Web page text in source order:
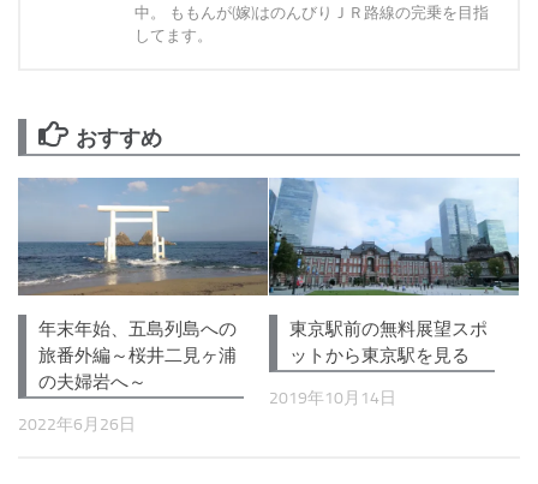
中。 ももんが(嫁)はのんびりＪＲ路線の完乗を目指
してます。
おすすめ
年末年始、五島列島への
旅番外編～桜井二見ヶ浦
の夫婦岩へ～
2022年6月26日
東京駅前の無料展望スポ
ットから東京駅を見る
2019年10月14日